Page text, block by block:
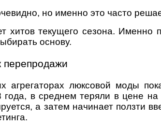
но именно это часто
хитов текущего сезона. Именно
основу.
перепродажи
агрегаторах люксовой моды
в среднем теряли в цене
а затем начинает ползти